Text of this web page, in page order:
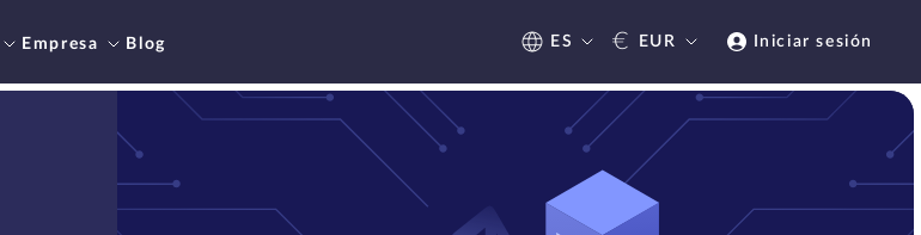
Empresa Blog ES € EUR Iniciar sesión